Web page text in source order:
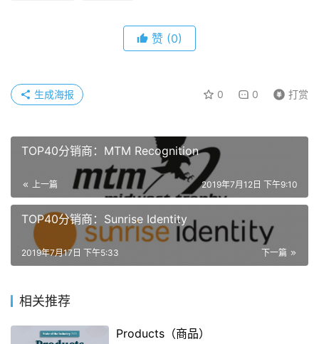
赞 (0)
0 0 打赏
生成海报
TOP40分销商：MTM Recognition
上一篇 2019年7月12日 下午9:10
TOP40分销商：Sunrise Identity
下一篇
2019年7月17日 下午5:33
相关推荐
Products（商品）